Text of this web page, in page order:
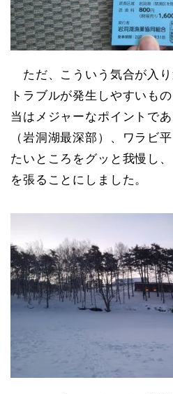
ただ、こういう気合が入
トラブルが発生しやすいも
当はメジャーなポイントで
（岩洞湖最深部）、ワラビ
たいところをグッと我慢し
を張ることにしました。